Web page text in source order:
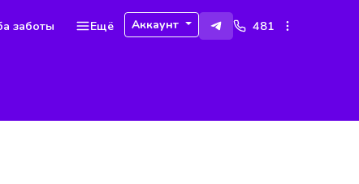
заботы Ещё Аккаунт 481